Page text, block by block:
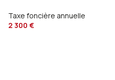
Taxe foncière annuelle
2 300 €